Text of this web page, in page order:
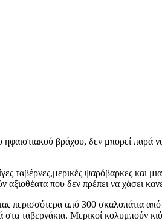
βράχου, δεν μπορεί παρά
ταβέρνες,μερικές ψαρόβαρκες
που δεν πρέπει να χάσει
περισσότερα από 300 σκαλοπάτια
ταβερνάκια. Μερικοί κολυμπούν